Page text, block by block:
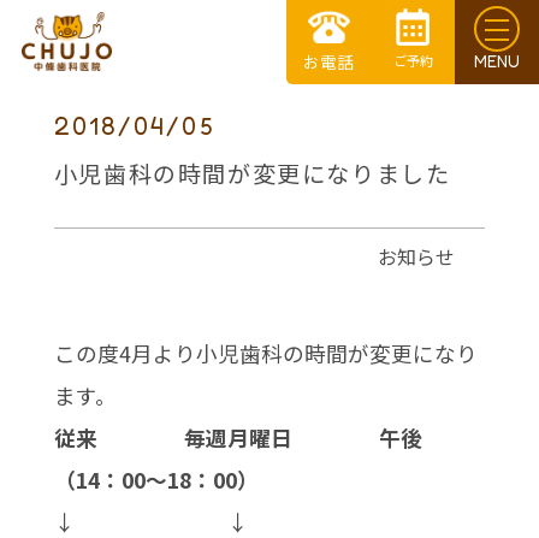
2018/04/05
小児歯科の時間が変更になりました
お知らせ
この度4月より小児歯科の時間が変更になり
ます。
従来
毎週月曜日 午後
（14：00～18：00）
↓ ↓